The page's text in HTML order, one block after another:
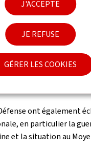
J'ACCEPTE
JE REFUSE
GÉRER LES COOKIES
La DSRB
et durables pour
de la défense, de
les lacunes
essentiel aux États
particulier aux PME du
ont également
en particulier la
et la situation au